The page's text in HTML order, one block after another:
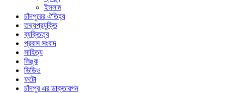
ইসলাম
চাঁদপুরের ঐতিহ্য
তথ্যপ্রযুক্তি
ব্যক্তিত্ব
প্রবাস সংবাদ
সাহিত্য
লিঙ্ক
ভিডিও
ফটো
চাঁদপুর এর ডাক্তারগন